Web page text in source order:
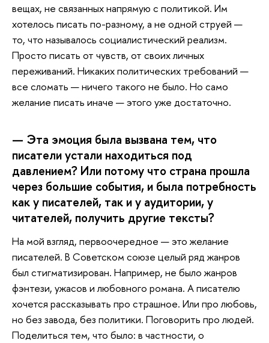
вещах, не связанных напрямую с политикой. Им
хотелось писать по-разному, а не одной струей —
то, что называлось социалистический реализм.
Просто писать от чувств, от своих личных
переживаний. Никаких политических требований —
все сломать — ничего такого не было. Но само
желание писать иначе — этого уже достаточно.
— Эта эмоция была вызвана тем, что
писатели устали находиться под
давлением? Или потому что страна прошла
через большие события, и была потребность
как у писателей, так и у аудитории, у
читателей, получить другие тексты?
На мой взгляд, первоочередное — это желание
писателей. В Советском союзе целый ряд жанров
был стигматизирован. Например, не было жанров
фэнтези, ужасов и любовного романа. А писателю
хочется рассказывать про страшное. Или про любовь,
но без завода, без политики. Поговорить про людей.
Поделиться тем, что было: в частности, о